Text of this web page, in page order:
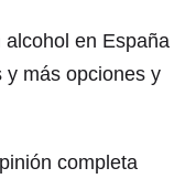
en España
y más opciones y
completa